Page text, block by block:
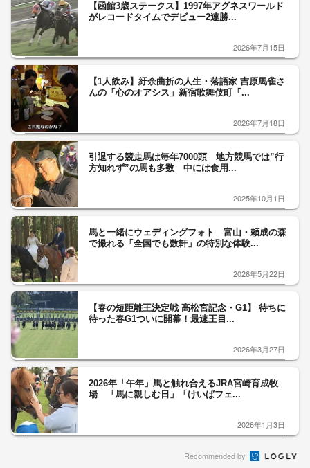
【函館3歳ステークス】1997年アグネスワールド
がレコードタイムでデビュー2連勝...
2026年7月15日
【1人飲み】紆余曲折の人生・落語家 吉原馬雀さ
んの「心のオアシス」新宿歌舞伎町「...
2026年7月18日
引退する競走馬は毎年7000頭 地方競馬では”行
方知れず”の馬も多数 中には食用...
2025年10月1日
馬と一緒にウェディングフォト 富山・頼成の森
で撮れる「全国でも数軒」の特別な体験...
2026年5月22日
【春の短距離王決定戦 高松宮記念・G1】 待ちに
待った春G1ついに開幕！最速王目...
2026年3月27日
2026年「午年」馬と触れ合えるJRA宮崎育成牧
場 「馬に親しむ日」「けいばフェ...
2026年1月3日
Recommended by